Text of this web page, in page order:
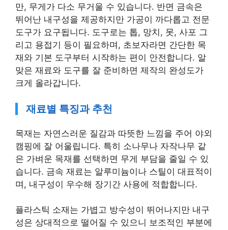
만, 무게가 다소 무거울 수 있습니다. 반면 금속은
뛰어난 내구성을 제공하지만 가공이 까다롭고 전문
도구가 요구됩니다. 도구로는 톱, 망치, 못, 사포 그
리고 용접기 등이 필요하며, 초보자라면 간단한 목
재와 기본 도구부터 시작하는 편이 안전합니다. 알
맞은 재료와 도구를 잘 준비하면 제작의 완성도가
크게 올라갑니다.
재료별 특징과 추천
목재는 자연스러운 질감과 따뜻한 느낌을 주어 야외
캠핑에 잘 어울립니다. 특히 소나무나 자작나무 같
은 가벼운 목재를 선택하면 무게 부담을 줄일 수 있
습니다. 금속 재료는 알루미늄이나 스틸이 대표적이
며, 내구성이 우수해 장기간 사용에 적합합니다.
플라스틱 소재는 가볍고 방수성이 뛰어나지만 내구
성은 상대적으로 떨어질 수 있으니 보조적인 부분에